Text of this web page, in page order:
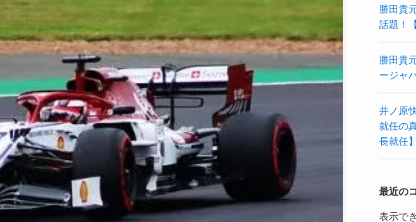
勝田貴
話題！
勝田貴
ージャ
井ノ原
就任の
長就任】
最近の
表示で